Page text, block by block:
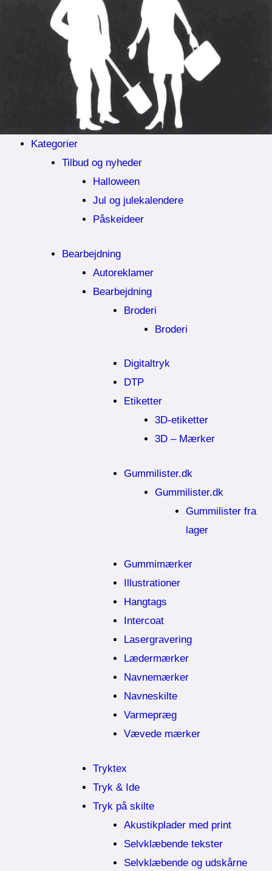
Kategorier
Tilbud og nyheder
Halloween
Jul og julekalendere
Påskeideer
Bearbejdning
Autoreklamer
Bearbejdning
Broderi
Broderi
Digitaltryk
DTP
Etiketter
3D-etiketter
3D – Mærker
Gummilister.dk
Gummilister.dk
Gummilister fra
lager
Gummimærker
Illustrationer
Hangtags
Intercoat
Lasergravering
Lædermærker
Navnemærker
Navneskilte
Varmepræg
Vævede mærker
Tryktex
Tryk & Ide
Tryk på skilte
Akustikplader med print
Selvklæbende tekster
Selvklæbende og udskårne